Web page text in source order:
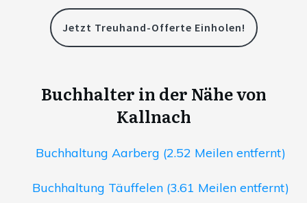
Jetzt Treuhand-Offerte Einholen!
Buchhalter in der Nähe von
Kallnach
Buchhaltung Aarberg (2.52 Meilen entfernt)
Buchhaltung Täuffelen (3.61 Meilen entfernt)